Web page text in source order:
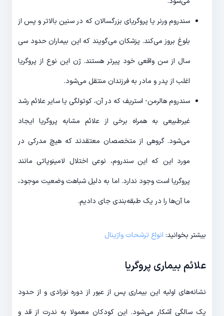
سندروم ورنر یا پروگریای بزرگسالان که در سنین بالاتر و پس از
بلوغ بروز می‌کند. پزشکان می‌گویند که این بیماران حدود سی
سال از سن واقعی خود پیرتر هستند. ژن این نوع از پروگریا
اغلب از پدر و مادر به فرزندان منتقل می‌شود.
سندروم هالرمن- استریف که در آن، کوتولگی یا سایر علائم رشد
غیرطبیعی به همراه برخی از علائم مشابه پروگریا ایجاد
می‌شود. گروهی از متخصصان معتقدند که هیچ مدرکی در
مورد این که این سندروم، نوعی اختلال لامینوپاتی مانند
پروگریا است وجود ندارد. اما به دلیل شباهت وضعیت موجود،
ما آن‌ها را در یک طبقه‌بندی جای دادیم.
بیشتر بخوانید: انواع ترشحات واژینال
علائم بیماری پروگریا
نشانه‌های اولیه این بیماری پس از عبور از دوره نوزادی و از حدود
یک سالگی آشکار می‌شود. این کودکان معمولا به ندرت از قد و